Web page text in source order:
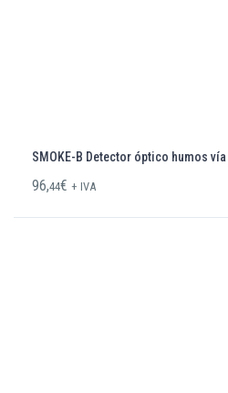
SMOKE-B Detector óptico humos
96,44€ + IVA